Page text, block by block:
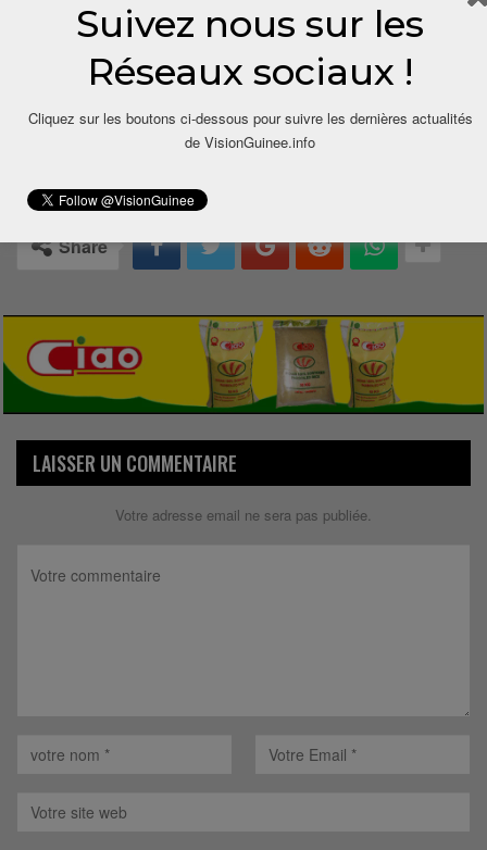
0
Share
LAISSER UN COMMENTAIRE
Votre adresse email ne sera pas publiée.
Suivez nous sur les
Réseaux sociaux !
Cliquez sur les boutons ci-dessous pour suivre les dernières actualités
de VisionGuinee.info